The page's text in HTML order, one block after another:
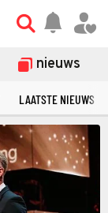
nieuws
LAATSTE NIEUWS